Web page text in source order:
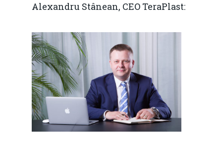
Alexandru Stânean, CEO TeraPlast: